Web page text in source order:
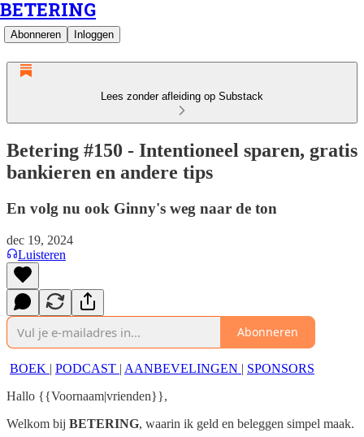
BETERING
Abonneren Inloggen
Lees zonder afleiding op Substack
Betering #150 - Intentioneel sparen, gratis
bankieren en andere tips
En volg nu ook Ginny's weg naar de ton
dec 19, 2024
Luisteren
Abonneren
BOEK | PODCAST | AANBEVELINGEN | SPONSORS
Hallo {{Voornaam|vrienden}},
Welkom bij BETERING, waarin ik geld en beleggen simpel maak.